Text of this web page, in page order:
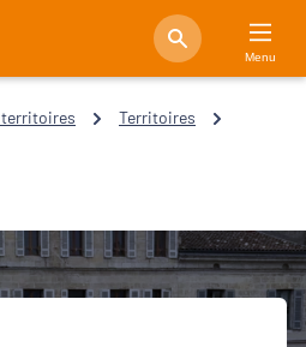
Menu
Territoires